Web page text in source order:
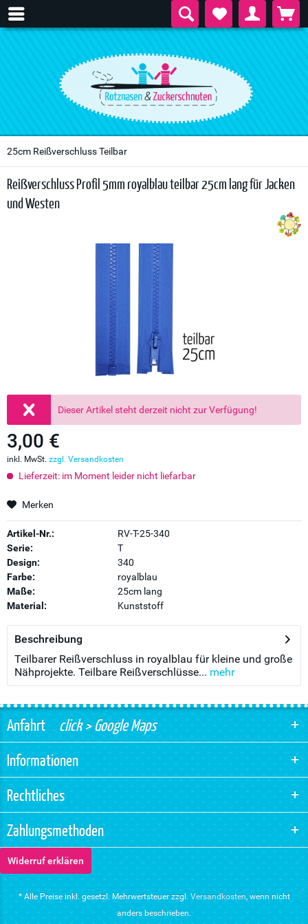
25cm Reißverschluss Teilbar
Reißverschluss Profil 5mm royalblau teilbar 25cm lang für Jacken
und Westen
Dieser Artikel steht derzeit nicht zur Verfügung!
3,00 €
inkl. MwSt. zzgl. Versandkosten
Lieferzeit: im Moment leider nicht liefarbar
Merken
Artikel-Nr.:
RV-T-25-340
Serie:
T
Design:
340
Farbe:
royalblau
Maße:
25cm lang
Material:
Kunststoff
Beschreibung
Teilbarer Reißverschluss in royalblau für kleine und große
Nähprojekte. Teilbare Reißverschlüsse... mehr
Anfahrtclick > Google Maps
Informationen
Rechtliches
Zahlungsmethoden
Widerruf erklären
* Alle Preise inkl. gesetzl. Mehrwertsteuer zzgl. Versandkosten, wenn nicht
anders beschrieben.